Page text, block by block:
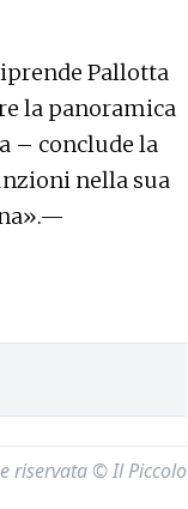
Pallotta
la panoramica
– conclude la
nella sua
riservata © Il Piccolo